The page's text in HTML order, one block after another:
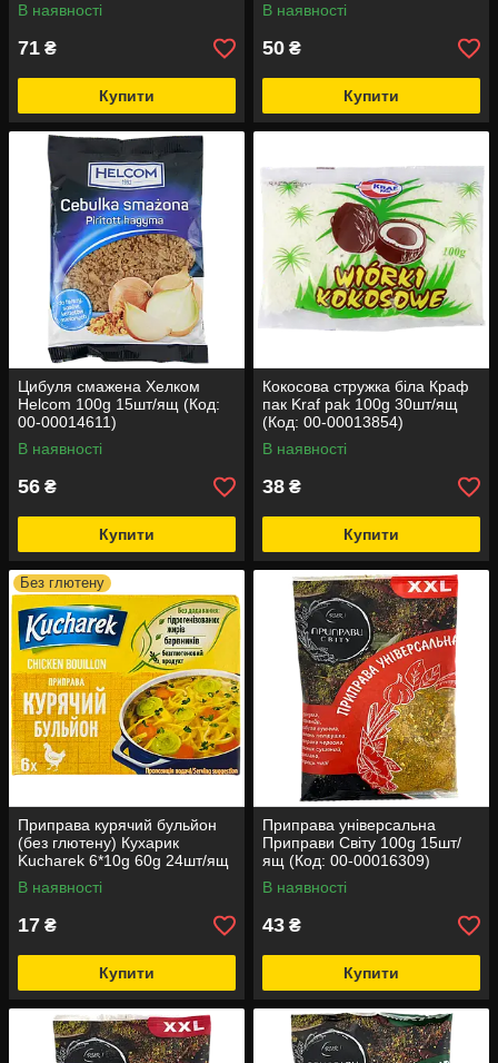
В наявності
71 ₴
Купити
В наявності
50 ₴
Купити
Цибуля смажена Хелком
Helcom 100g 15шт/ящ (Код:
00-00014611)
В наявності
56 ₴
Купити
Кокосова стружка біла Краф
пак Kraf pak 100g 30шт/ящ
(Код: 00-00013854)
В наявності
38 ₴
Купити
Без глютену
Приправа курячий бульйон
(без глютену) Кухарик
Kucharek 6*10g 60g 24шт/ящ
(Код: 00-00015256)
В наявності
17 ₴
Купити
Приправа універсальна
Приправи Світу 100g 15шт/
ящ (Код: 00-00016309)
В наявності
43 ₴
Купити